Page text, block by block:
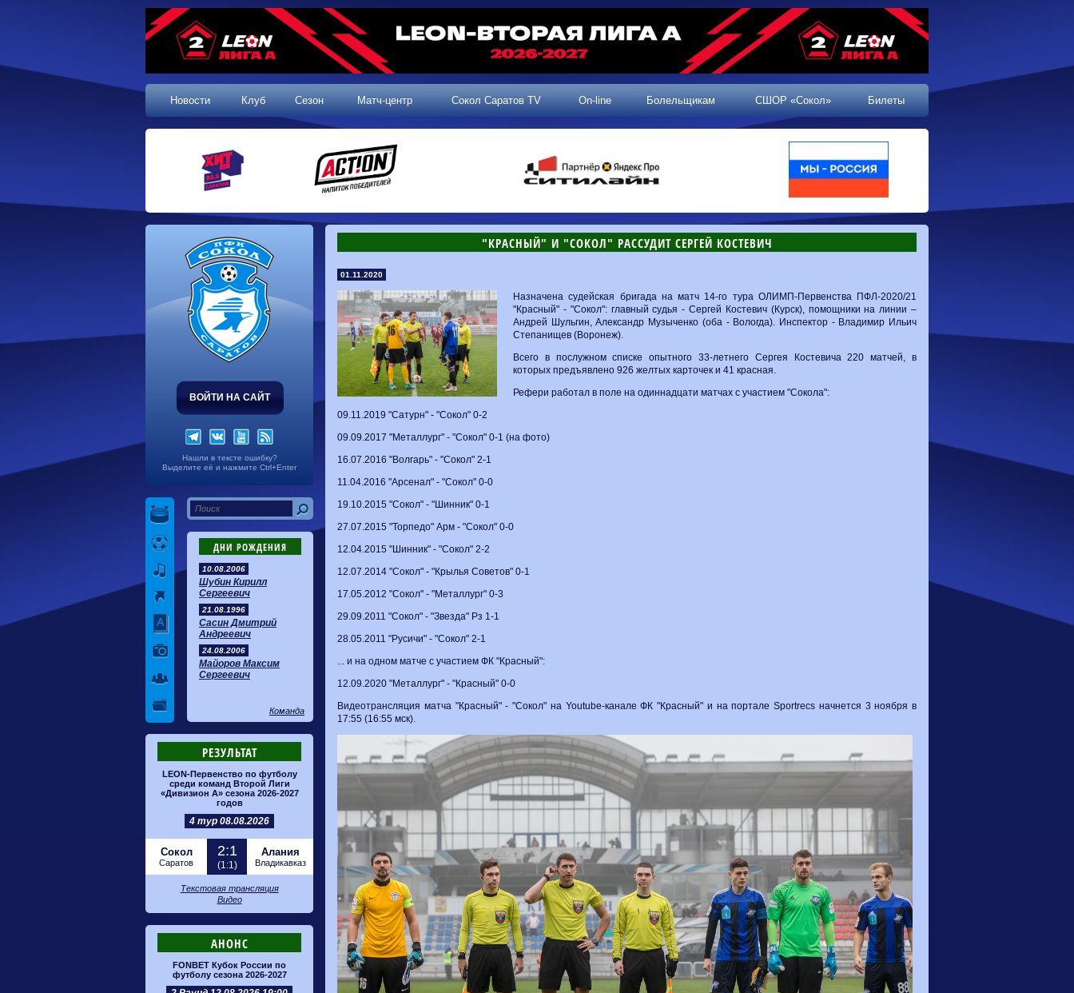
Новости Клуб Сезон Матч-центр Сокол Саратов TV On-line Болельщикам СШОР «Сокол» Билеты
ВОЙТИ НА САЙТ
Нашли в тексте ошибку?
Выделите её и нажмите Ctrl+Enter
ДНИ РОЖДЕНИЯ
10.08.2006
Шубин Кирилл
Сергеевич
21.08.1996
Сасин Дмитрий
Андреевич
24.08.2006
Майоров Максим
Сергеевич
Команда
РЕЗУЛЬТАТ
LEON-Первенство по футболу
среди команд Второй Лиги
«Дивизион А» сезона 2026-2027
годов
4 тур 08.08.2026
Сокол
Саратов
2:1
(1:1)
Алания
Владикавказ
Текстовая трансляция
Видео
АНОНС
FONBET Кубок России по
футболу сезона 2026-2027
"КРАСНЫЙ" И "СОКОЛ" РАССУДИТ СЕРГЕЙ КОСТЕВИЧ
01.11.2020
Назначена судейская бригада на матч 14-го тура ОЛИМП-Первенства ПФЛ-2020/21
"Красный" - "Сокол": главный судья - Сергей Костевич (Курск), помощники на линии –
Андрей Шульгин, Александр Музыченко (оба - Вологда). Инспектор - Владимир Ильич
Степанищев (Воронеж).
Всего в послужном списке опытного 33-летнего Сергея Костевича 220 матчей, в
которых предъявлено 926 желтых карточек и 41 красная.
Рефери работал в поле на одиннадцати матчах с участием "Сокола":
09.11.2019 "Сатурн" - "Сокол" 0-2
09.09.2017 "Металлург" - "Сокол" 0-1 (на фото)
16.07.2016 "Волгарь" - "Сокол" 2-1
11.04.2016 "Арсенал" - "Сокол" 0-0
19.10.2015 "Сокол" - "Шинник" 0-1
27.07.2015 "Торпедо" Арм - "Сокол" 0-0
12.04.2015 "Шинник" - "Сокол" 2-2
12.07.2014 "Сокол" - "Крылья Советов" 0-1
17.05.2012 "Сокол" - "Металлург" 0-3
29.09.2011 "Сокол" - "Звезда" Рз 1-1
28.05.2011 "Русичи" - "Сокол" 2-1
... и на одном матче с участием ФК "Красный":
12.09.2020 "Металлург" - "Красный" 0-0
Видеотрансляция матча "Красный" - "Сокол" на Youtube-канале ФК "Красный" и на портале Sportrecs начнется 3 ноября в
17:55 (16:55 мск).